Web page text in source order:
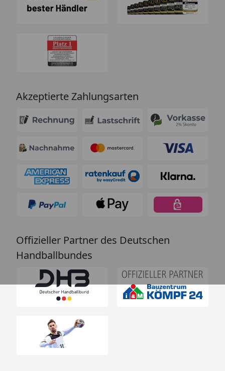
Akzeptierte Zahlungsarten
Offizieller Partner des Deutschen
Handballbundes